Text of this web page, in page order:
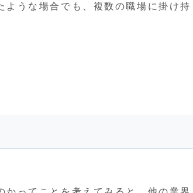
ような場合でも、複数の職場に掛け持